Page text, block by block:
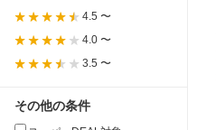
4.5 〜
4.0 〜
3.5 〜
その他の条件